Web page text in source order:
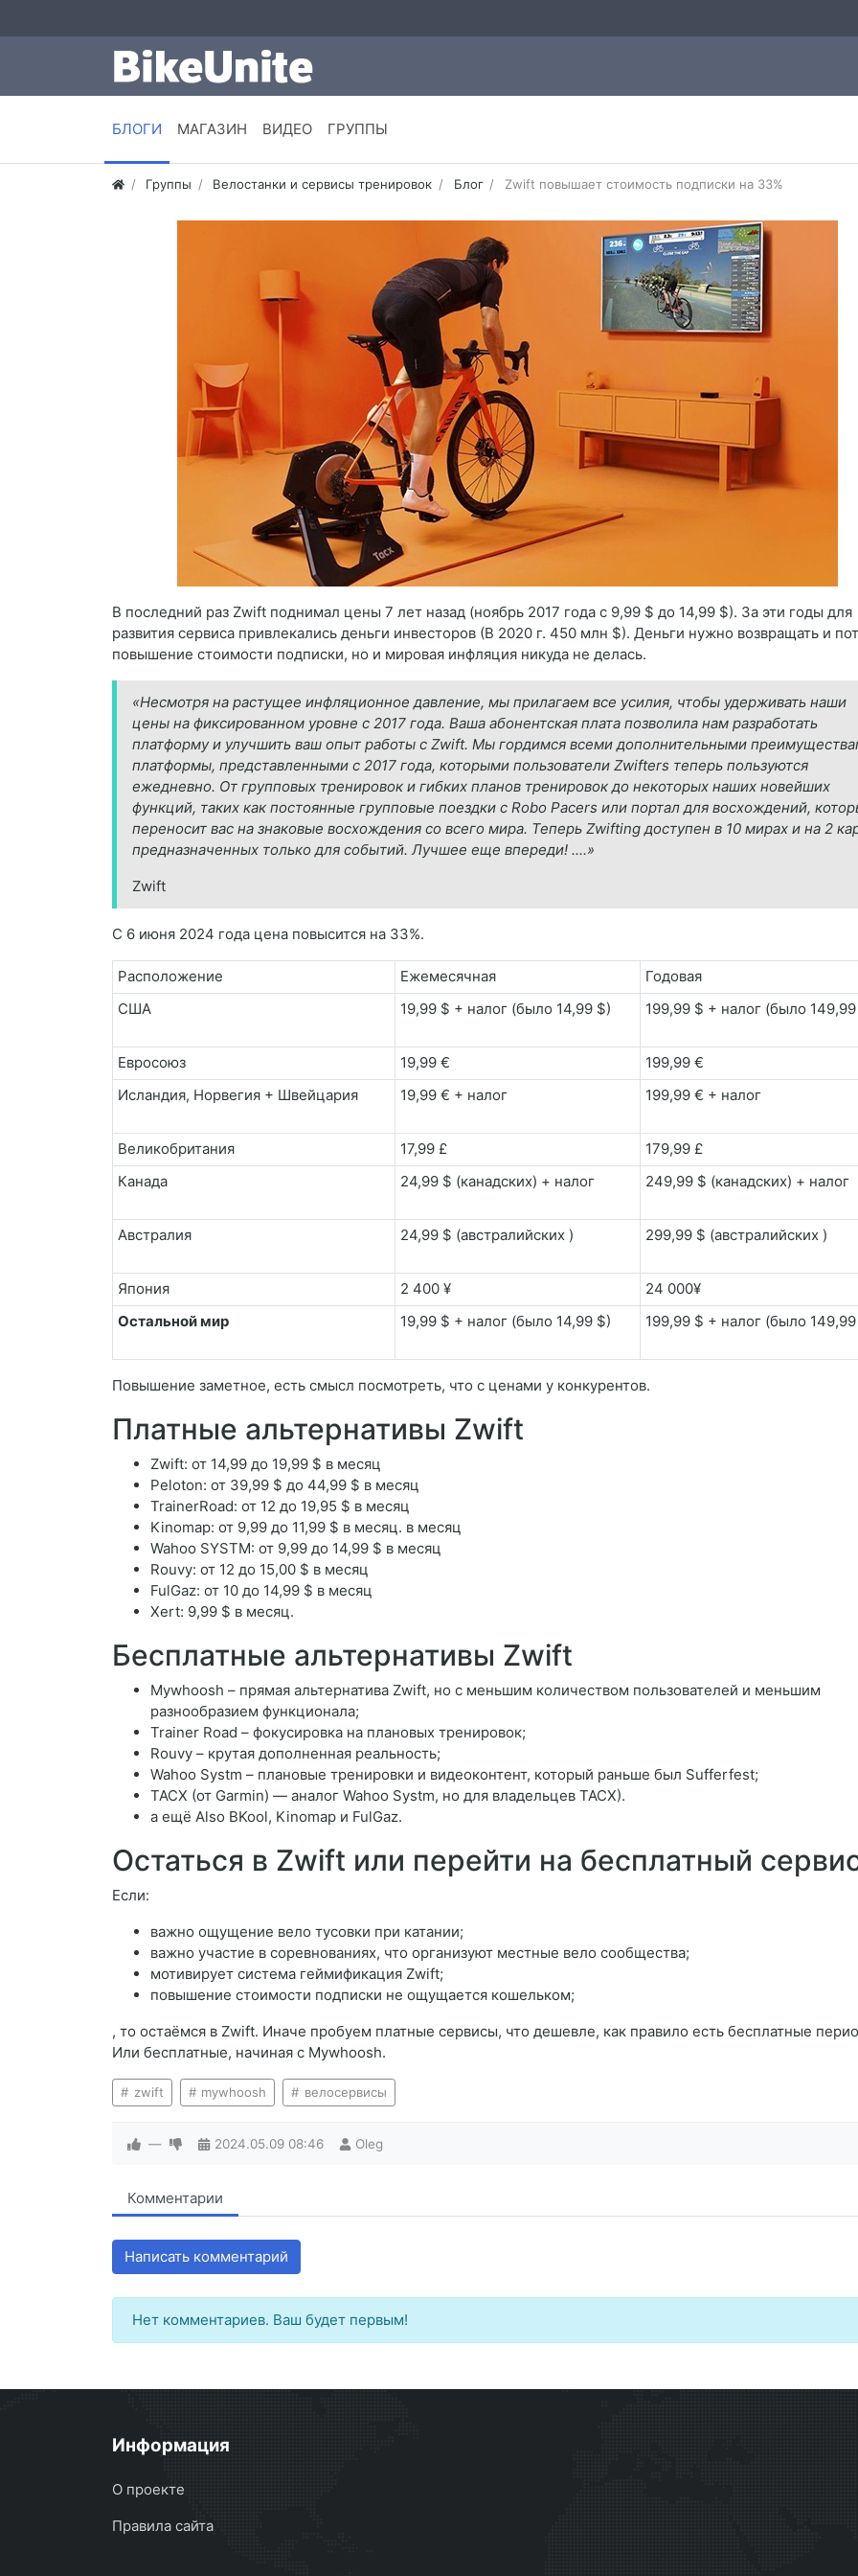
БЛОГИ МАГАЗИН ВИДЕО ГРУППЫ
Группы Велостанки и сервисы тренировок Блог Zwift повышает стоимость подписки на 33%
В последний раз Zwift поднимал цены 7 лет назад (ноябрь 2017 года с 9,99 $ до 14,99 $). За эти годы для
развития сервиса привлекались деньги инвесторов (В 2020 г. 450 млн $). Деньги нужно возвращать и
повышение стоимости подписки, но и мировая инфляция никуда не делась.
«Несмотря на растущее инфляционное давление, мы прилагаем все усилия, чтобы удерживать наши
цены на фиксированном уровне с 2017 года. Ваша абонентская плата позволила нам разработать
платформу и улучшить ваш опыт работы с Zwift. Мы гордимся всеми дополнительными
платформы, представленными с 2017 года, которыми пользователи Zwifters теперь пользуются
ежедневно. От групповых тренировок и гибких планов тренировок до некоторых наших новейших
функций, таких как постоянные групповые поездки с Robo Pacers или портал для восхождений,
переносит вас на знаковые восхождения со всего мира. Теперь Zwifting доступен в 10 мирах и на 2
предназначенных только для событий. Лучшее еще впереди! ....»
Zwift
С 6 июня 2024 года цена повысится на 33%.
Расположение Ежемесячная
Годовая
США
19,99 $ + налог (было 14,99 $) 199,99 $ + налог (было
Евросоюз 19,99 €
199,99 €
Исландия, Норвегия + Швейцария
19,99 € + налог 199,99 € + налог
Великобритания 17,99 £
179,99 £
Канада
24,99 $ (канадских) + налог 249,99 $ (канадских) + налог
Австралия 24,99 $ (австралийских ) 299,99 $ (австралийских )
Япония 2 400 ¥
24 000¥
Остальной мир
19,99 $ + налог (было 14,99 $) 199,99 $ + налог (было
Повышение заметное, есть смысл посмотреть, что с ценами у конкурентов.
Платные альтернативы Zwift
Zwift: от 14,99 до 19,99 $ в месяц
Peloton: от 39,99 $ до 44,99 $ в месяц
TrainerRoad: от 12 до 19,95 $ в месяц
Kinomap: от 9,99 до 11,99 $ в месяц. в месяц
Wahoo SYSTM: от 9,99 до 14,99 $ в месяц
Rouvy: от 12 до 15,00 $ в месяц
FulGaz: от 10 до 14,99 $ в месяц
Xert: 9,99 $ в месяц.
Бесплатные альтернативы Zwift
Mywhoosh – прямая альтернатива Zwift, но с меньшим количеством пользователей и меньшим
разнообразием функционала;
Trainer Road – фокусировка на плановых тренировок;
Rouvy – крутая дополненная реальность;
Wahoo Systm – плановые тренировки и видеоконтент, который раньше был Sufferfest;
TACX (от Garmin) — аналог Wahoo Systm, но для владельцев TACX).
а ещё Also BKool, Kinomap и FulGaz.
Остаться в Zwift или перейти на бесплатный
Если:
важно ощущение вело тусовки при катании;
важно участие в соревнованиях, что организуют местные вело сообщества;
мотивирует система геймификация Zwift;
повышение стоимости подписки не ощущается кошельком;
, то остаёмся в Zwift. Иначе пробуем платные сервисы, что дешевле, как правило есть бесплатные
Или бесплатные, начиная с Mywhoosh.
zwift mywhoosh велосервисы
— 2024.05.09 08:46 Oleg
Комментарии
Написать комментарий
Нет комментариев. Ваш будет первым!
Информация
О проекте
Правила сайта